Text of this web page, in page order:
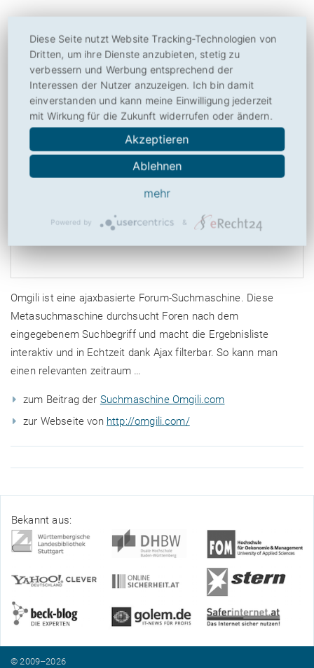
Omgili.com
4,15
10
26 Bewertungen
(26Bewertungen, Durchschnitt: 4,15
Omgili ist eine ajaxbasierte Forum-Suchmaschine. Diese
Metasuchmaschine durchsucht Foren nach dem
eingegebenem Suchbegriff und macht die Ergebnisliste
interaktiv und in Echtzeit dank Ajax filterbar. So kann man
einen relevanten zeitraum …
zum Beitrag der Suchmaschine Omgili.com
zur Webseite von http://omgili.com/
Bekannt aus:
© 2009–2026
Diese Seite nutzt Website Tracking-Technologien von
Dritten, um ihre Dienste anzubieten, stetig zu
verbessern und Werbung entsprechend der
Interessen der Nutzer anzuzeigen. Ich bin damit
einverstanden und kann meine Einwilligung jederzeit
mit Wirkung für die Zukunft widerrufen oder ändern.
Akzeptieren
Ablehnen
mehr
Powered by &